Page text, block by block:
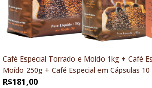
Café Especial Torrado e Moído 1kg + Café
Moído 250g + Café Especial em Cápsulas
R$181,00